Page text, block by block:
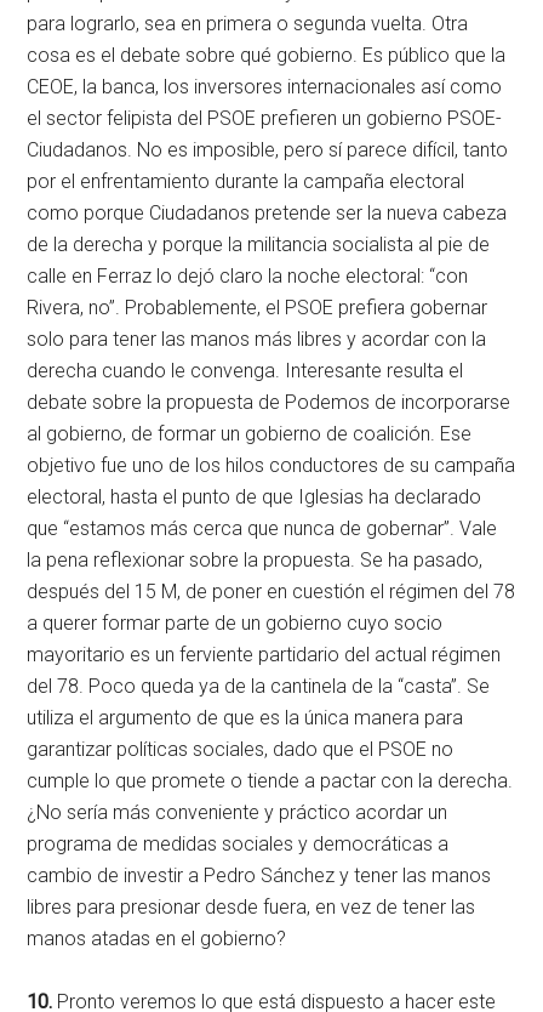
para lograrlo, sea en primera o segunda vuelta. Otra
cosa es el debate sobre qué gobierno. Es público que la
CEOE, la banca, los inversores internacionales así como
el sector felipista del PSOE prefieren un gobierno PSOE-
Ciudadanos. No es imposible, pero sí parece difícil, tanto
por el enfrentamiento durante la campaña electoral
como porque Ciudadanos pretende ser la nueva cabeza
de la derecha y porque la militancia socialista al pie de
calle en Ferraz lo dejó claro la noche electoral: “con
Rivera, no”. Probablemente, el PSOE prefiera gobernar
solo para tener las manos más libres y acordar con la
derecha cuando le convenga. Interesante resulta el
debate sobre la propuesta de Podemos de incorporarse
al gobierno, de formar un gobierno de coalición. Ese
objetivo fue uno de los hilos conductores de su campaña
electoral, hasta el punto de que Iglesias ha declarado
que “estamos más cerca que nunca de gobernar”. Vale
la pena reflexionar sobre la propuesta. Se ha pasado,
después del 15 M, de poner en cuestión el régimen del 78
a querer formar parte de un gobierno cuyo socio
mayoritario es un ferviente partidario del actual régimen
del 78. Poco queda ya de la cantinela de la “casta”. Se
utiliza el argumento de que es la única manera para
garantizar políticas sociales, dado que el PSOE no
cumple lo que promete o tiende a pactar con la derecha.
¿No sería más conveniente y práctico acordar un
programa de medidas sociales y democráticas a
cambio de investir a Pedro Sánchez y tener las manos
libres para presionar desde fuera, en vez de tener las
manos atadas en el gobierno?
10. Pronto veremos lo que está dispuesto a hacer este